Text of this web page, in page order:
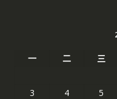
一 二 三
3
4 5